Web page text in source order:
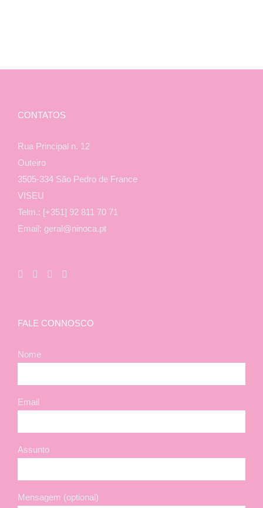
CONTATOS
Rua Principal n. 12
Outeiro
3505-334 São Pedro de France
VISEU
Telm.: [+351] 92 811 70 71
Email: geral@ninoca.pt
FALE CONNOSCO
Nome
Email
Assunto
Mensagem (optional)